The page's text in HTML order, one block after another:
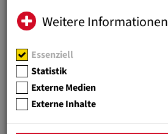
JUGEND EINE WELT
Unter diesem Motto fördert
die Hilfsorganisation
Jugend Eine Welt bessere
Lebensperspektiven von
benachteiligten Kindern und
Jugendlichen weltweit.
Weitere Informationen
Essenziell
Statistik
Externe Medien
Externe Inhalte